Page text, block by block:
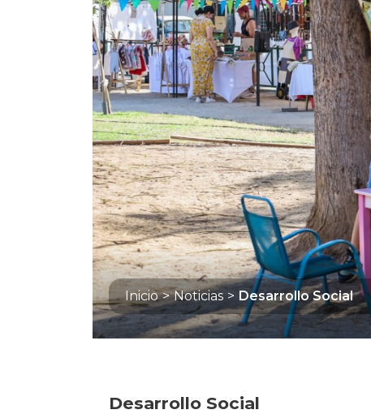
Inicio > Noticias > Desarrollo Social
Desarrollo Social